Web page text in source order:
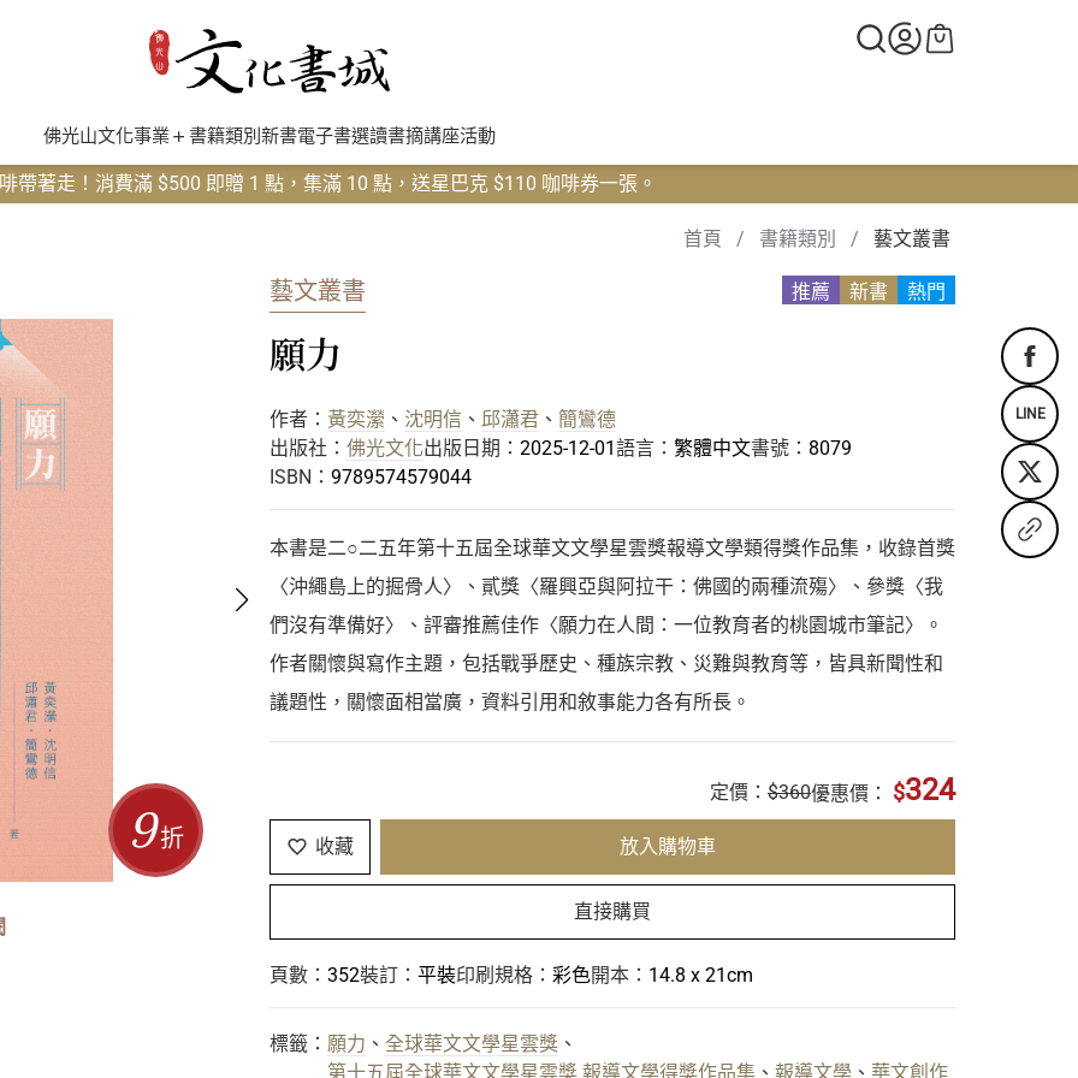
佛光山文化事業 書籍類別 新書電子書選讀書摘講座活動
帶著走！消費滿 $500 即贈 1 點，集滿 10 點，送星巴克 $110 咖啡券一張。
首頁 / 書籍類別 / 藝文叢書
9折
藝文叢書 推薦 新書 熱門
願力
LINE
作者： 黃奕瀠 、 沈明信 、 邱瀟君 、 簡鸞德
出版社： 佛光文化出版日期： 2025-12-01 語言： 繁體中文書號： 8079
ISBN： 9789574579044
本書是二○二五年第十五屆全球華文文學星雲獎報導文學類得獎作品集，收錄首獎
〈沖繩島上的掘骨人〉、貳獎〈羅興亞與阿拉干：佛國的兩種流殤〉、參獎〈我
們沒有準備好〉、評審推薦佳作〈願力在人間：一位教育者的桃園城市筆記〉。
作者關懷與寫作主題，包括戰爭歷史、種族宗教、災難與教育等，皆具新聞性和
議題性，關懷面相當廣，資料引用和敘事能力各有所長。
定價： $360優惠價： $324
收藏 放入購物車
直接購買
頁數： 352裝訂： 平裝印刷規格： 彩色開本： 14.8 x 21cm
標籤： 願力 、 全球華文文學星雲獎 、
第十五屆全球華文文學星雲獎 報導文學得獎作品集 、 報導文學 、 華文創作